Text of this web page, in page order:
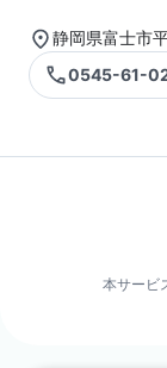
静岡県富士市
0545-61-
本サービ